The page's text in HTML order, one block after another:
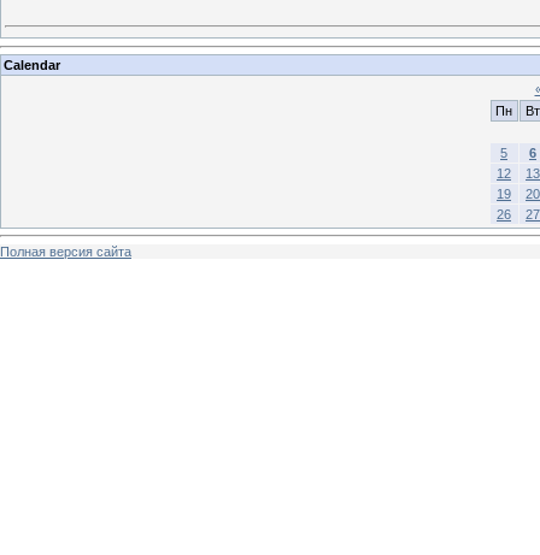
Calendar
Пн
Вт
5
6
12
13
19
20
26
27
Полная версия сайта